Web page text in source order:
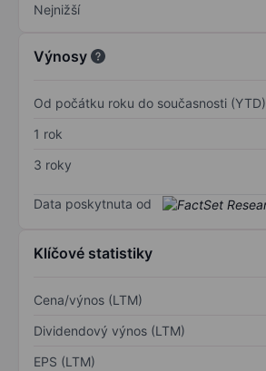
Nejnižší
Výnosy
Od počátku roku do současnosti (YTD)
1 rok
3 roky
Data poskytnuta od
Klíčové statistiky
Cena/výnos (LTM)
Dividendový výnos (LTM)
EPS (LTM)